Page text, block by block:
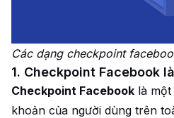
Các dạng checkpoint
1. Checkpoint Facebook
Checkpoint Facebook là
khoản của người dùng trên